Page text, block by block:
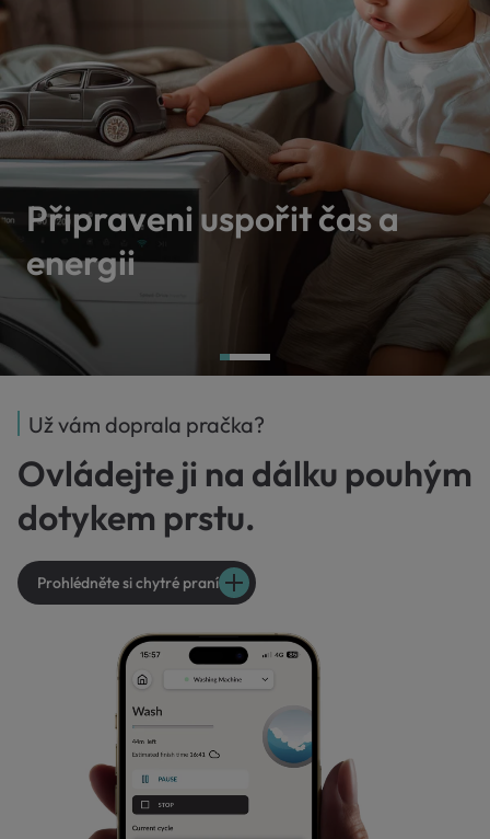
Připraveni uspořit čas a
energii
Už vám doprala pračka?
Ovládejte ji na dálku pouhým
dotykem prstu.
Prohlédněte si chytré praní